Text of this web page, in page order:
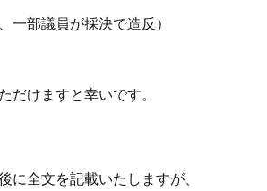
一部議員が採決で造反）
だけますと幸いです。
に全文を記載いたしますが、